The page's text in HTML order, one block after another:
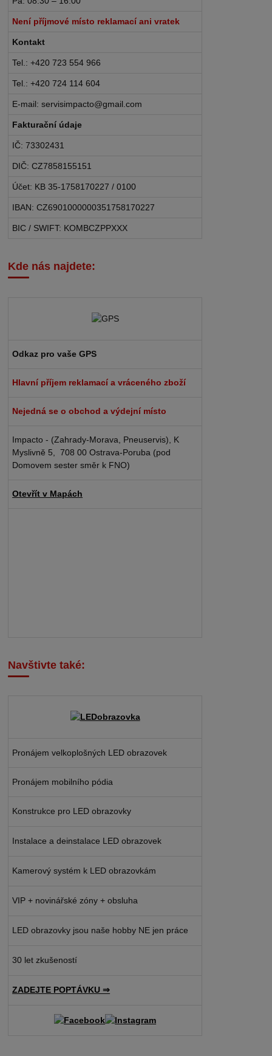
Není příjmové místo reklamací ani vratek
Kontakt
Tel.: +420 723 554 966
Tel.: +420 724 114 604
E-mail: servisimpacto@gmail.com
Fakturační údaje
IČ: 73302431
DIČ: CZ7858155151
Účet: KB 35-1758170227 / 0100
IBAN: CZ6901000000351758170227
BIC / SWIFT: KOMBCZPPXXX
Kde nás najdete:
Odkaz pro vaše GPS
Hlavní příjem reklamací a vráceného zboží
Nejedná se o obchod a výdejní místo
Impacto - (Zahrady-Morava, Pneuservis), K
Myslivně 5, 708 00 Ostrava-Poruba (pod
Domovem sester směr k FNO)
Otevřít v Mapách
Navštivte také:
Pronájem velkoplošných LED obrazovek
Pronájem mobilního pódia
Konstrukce pro LED obrazovky
Instalace a deinstalace LED obrazovek
Kamerový systém k LED obrazovkám
VIP + novinářské zóny + obsluha
LED obrazovky jsou naše hobby NE jen práce
30 let zkušeností
ZADEJTE POPTÁVKU ⇒